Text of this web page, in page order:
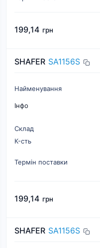
199,14 грн
SHAFER SA1156S
Найменування
Інфо
Склад
К-cть
Термін поставки
199,14 грн
SHAFER SA1156S